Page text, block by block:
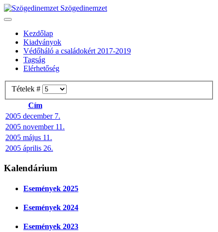
Szögedinemzet
Kezdőlap
Kiadványok
Védőháló a családokért 2017-2019
Tagság
Elérhetőség
Tételek #
Cím
2005 december 7.
2005 november 11.
2005 május 11.
2005 április 26.
Kalendárium
Események 2025
Események 2024
Események 2023